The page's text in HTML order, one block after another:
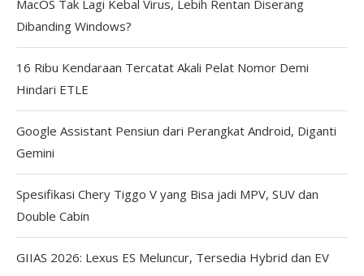
MacOS Tak Lagi Kebal Virus, Lebih Rentan Diserang
Dibanding Windows?
16 Ribu Kendaraan Tercatat Akali Pelat Nomor Demi
Hindari ETLE
Google Assistant Pensiun dari Perangkat Android, Diganti
Gemini
Spesifikasi Chery Tiggo V yang Bisa jadi MPV, SUV dan
Double Cabin
GIIAS 2026: Lexus ES Meluncur, Tersedia Hybrid dan EV